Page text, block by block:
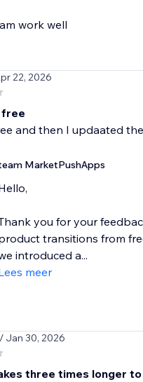
work well
22, 2026
free
and then I updaated
MarketPushApps
you for your
transitions from
introduced a...
meer
Jan 30, 2026
three times longer to